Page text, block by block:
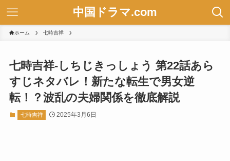
中国ドラマ.com
ホーム 七時吉祥
七時吉祥-しちじきっしょう 第22話あら
すじネタバレ！新たな転生で男女逆
転！？波乱の夫婦関係を徹底解説
七時吉祥 2025年3月6日